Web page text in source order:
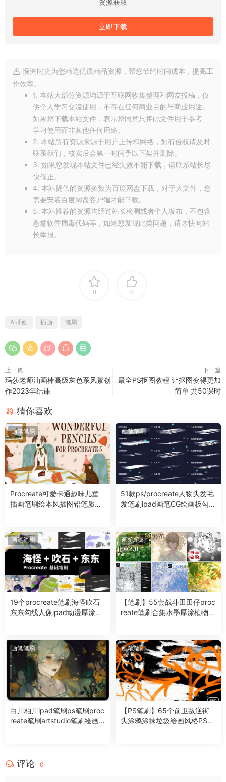
五套精品AI插画笔刷，如同五位得力助手，为设计师们的创意之
旅提供强大的支持。无论你是正在寻找新灵感的初学者，还是已
经在插画设计领域有所成就的专业人士，这些笔刷都能为你的作
品增添独特的魅力和生命力。慢淘时光希望这些工具能够成为你
创意之旅中的得力伙伴，共同探索数字艺术的无限可能。
今天就与你分享到这里吧！我是[慢淘时光]，和你分享每一份的
美好。感谢你的关注和阅读。
资源获取
立即下载
慢淘时光为您精选优质精品资源，帮您节约时间成本，提高工
作效率。
1. 本站大部分资源均源于互联网收集整理和网友投稿，仅
供个人学习交流使用，不存在任何商业目的与商业用途。
如果您下载本站文件，表示您同意只将此文件用于参考、
学习使用而非其他任何用途。
2. 本站所有资源来源于用户上传和网络，如有侵权请及时
联系我们，核实后会第一时间予以下架并删除。
3. 如果您发现本站文件已经失效不能下载，请联系站长尽
快修正。
4. 本站提供的资源多数为百度网盘下载，对于大文件，您
需要安装百度网盘客户端才能下载。
5. 本站推荐的资源均经过站长检测或者个人发布，不包含
恶意软件病毒代码等，如果您发现此类问题，请尽快向站
长举报。
0 0
AI插画 插画 笔刷
上一篇
玛莎老师油画棒高级灰色系风景创
作2023年结课
下一篇
最全PS抠图教程 让抠图变得更加
简单 共50课时
猜你喜欢
画笔笔刷
Procreate可爱卡通趣味儿童
插画笔刷绘本风插图铅笔质感
画笔笔刷
51款ps/procreate人物头发毛
发笔刷ipad画笔CG绘画板勾线
画笔笔刷
19个procreate笔刷海怪吹石
东东勾线人像ipad动漫厚涂铅
画笔笔刷
【笔刷】55套战斗田田仔proc
reate笔刷合集水墨厚涂植物褶
画笔笔刷
白川柏川ipad笔刷ps笔刷proc
reate笔刷artstudio笔刷绘画
画笔笔刷
【PS笔刷】65个前卫叛逆街
头涂鸦涂抹垃圾绘画风格PS笔
评论 0